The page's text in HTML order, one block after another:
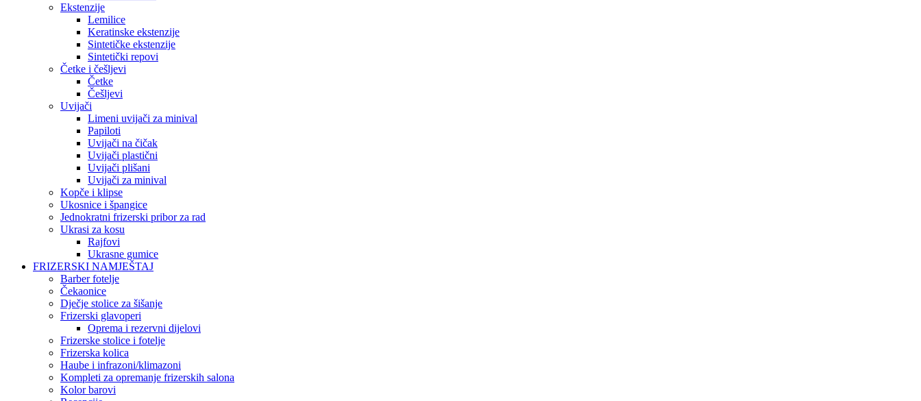
Ekstenzije
Lemilice
Keratinske ekstenzije
Sintetičke ekstenzije
Sintetički repovi
Četke i češljevi
Četke
Češljevi
Uvijači
Limeni uvijači za minival
Papiloti
Uvijači na čičak
Uvijači plastični
Uvijači plišani
Uvijači za minival
Kopče i klipse
Ukosnice i špangice
Jednokratni frizerski pribor za rad
Ukrasi za kosu
Rajfovi
Ukrasne gumice
FRIZERSKI NAMJEŠTAJ
Barber fotelje
Čekaonice
Dječje stolice za šišanje
Frizerski glavoperi
Oprema i rezervni dijelovi
Frizerske stolice i fotelje
Frizerska kolica
Haube i infrazoni/klimazoni
Kompleti za opremanje frizerskih salona
Kolor barovi